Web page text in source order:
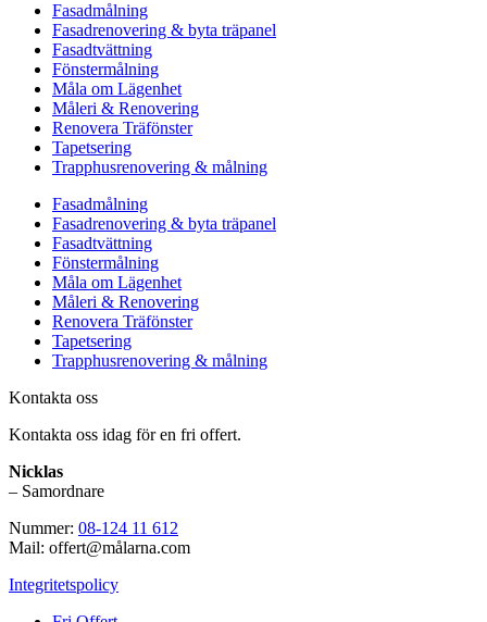
Fasadmålning
Fasadrenovering & byta träpanel
Fasadtvättning
Fönstermålning
Måla om Lägenhet
Måleri & Renovering
Renovera Träfönster
Tapetsering
Trapphusrenovering & målning
Fasadmålning
Fasadrenovering & byta träpanel
Fasadtvättning
Fönstermålning
Måla om Lägenhet
Måleri & Renovering
Renovera Träfönster
Tapetsering
Trapphusrenovering & målning
Kontakta oss
Kontakta oss idag för en fri offert.
Nicklas
– Samordnare
Nummer: 08-124 11 612
Mail: offert@målarna.com
Integritetspolicy